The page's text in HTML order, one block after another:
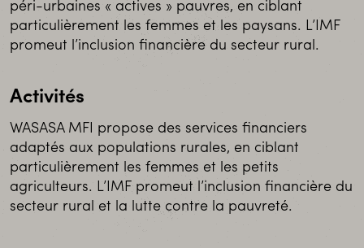
péri-urbaines « actives » pauvres, en ciblant
particulièrement les femmes et les paysans. L’IMF
promeut l’inclusion financière du secteur rural.
Activités
WASASA MFI propose des services financiers
adaptés aux populations rurales, en ciblant
particulièrement les femmes et les petits
agriculteurs. L’IMF promeut l’inclusion financière du
secteur rural et la lutte contre la pauvreté.